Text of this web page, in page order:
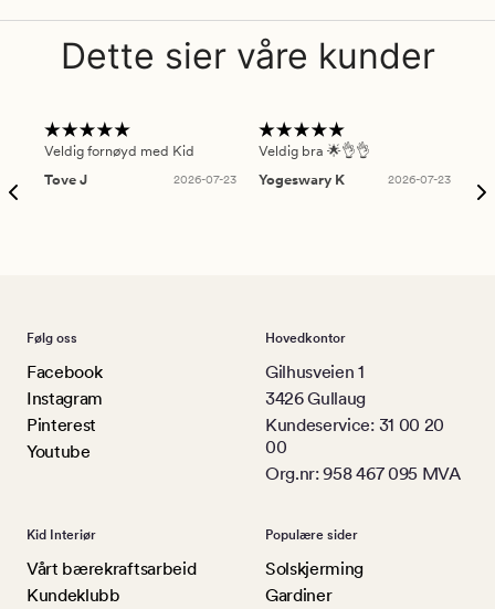
Dette sier våre kunder
Veldig fornøyd med Kid
Tove J
2026-07-23
Veldig bra 🌟👌👌
Yogeswary K
2026-07-23
Følg oss
Facebook
Instagram
Pinterest
Youtube
Hovedkontor
Gilhusveien 1
3426 Gullaug
Kundeservice: 31 00 20
00
Org.nr: 958 467 095 MVA
Kid Interiør
Vårt bærekraftsarbeid
Kundeklubb
Populære sider
Solskjerming
Gardiner